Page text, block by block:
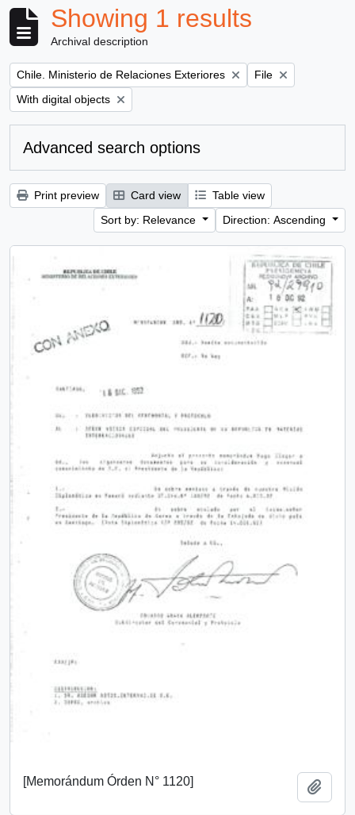
Showing 1 results
Archival description
Remove filter:
Chile. Ministerio de Relaciones Exteriores Remove filter:
File
Remove filter:
With digital objects
Advanced search options
Print preview Card view
Table view
Sort by: Relevance
Direction: Ascending
[Memorándum Órden N° 1120]